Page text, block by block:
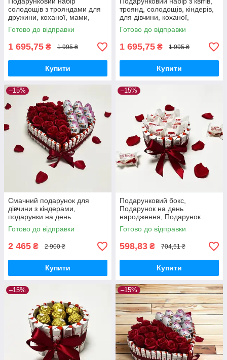
солодощів з трояндами для
дружини, коханої, мами,
дівчині до дня народження
Готово до відправки
1 695,75 ₴ 1 995 ₴
Купити
троянд, солодощів, кіндерів,
для дівчини, коханої,
дружини на день народження
Готово до відправки
1 695,75 ₴ 1 995 ₴
Купити
–15%
Смачний подарунок для
дівчини з кіндерами,
подарунки на день
народження, доньці, коханій,
солодкий подарунок
Готово до відправки
2 465 ₴ 2 900 ₴
Купити
–15%
Подарунковий бокс,
Подарунок на день
народження, Подарунок
дівчині, Подарунок мамі,
Подарунок дружині
Готово до відправки
598,83 ₴ 704,51 ₴
Купити
–15% –15%